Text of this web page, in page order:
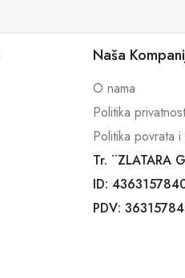
Naša
O nama
Politika
Politika povrata
Tr. ¨ZLATARA
ID:
PDV: